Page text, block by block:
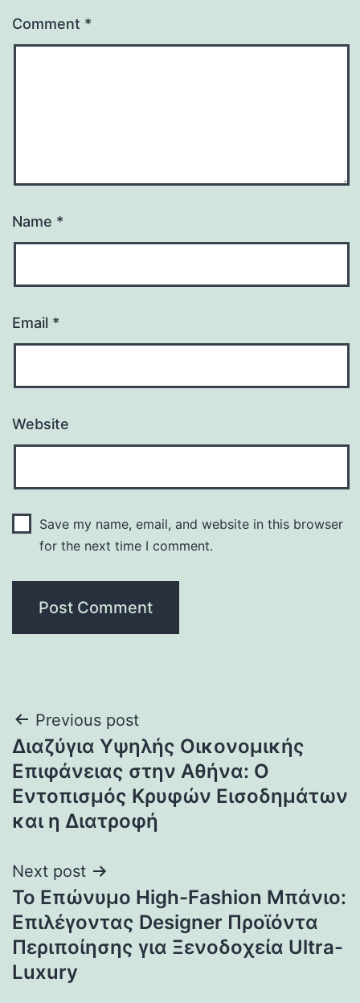
Comment *
Name *
Email *
Website
Save my name, email, and website in this browser
for the next time I comment.
Post
navigation
Previous post
Διαζύγια Υψηλής Οικονομικής
Επιφάνειας στην Αθήνα: Ο
Εντοπισμός Κρυφών Εισοδημάτων
και η Διατροφή
Next post
Το Επώνυμο High-Fashion Μπάνιο:
Επιλέγοντας Designer Προϊόντα
Περιποίησης για Ξενοδοχεία Ultra-
Luxury